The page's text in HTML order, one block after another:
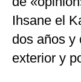
Ihsane el
dos años y
exterior y